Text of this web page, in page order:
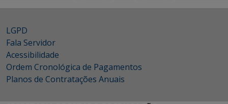
LGPD
Fala Servidor
Acessibilidade
Ordem Cronológica de Pagamentos
Planos de Contratações Anuais